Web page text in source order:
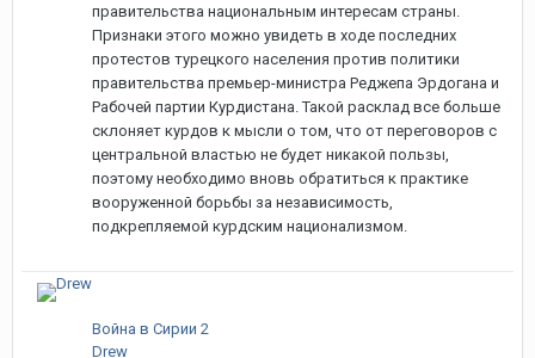
правительства национальным интересам страны.
Признаки этого можно увидеть в ходе последних
протестов турецкого населения против политики
правительства премьер-министра Реджепа Эрдогана и
Рабочей партии Курдистана. Такой расклад все больше
склоняет курдов к мысли о том, что от переговоров с
центральной властью не будет никакой пользы,
поэтому необходимо вновь обратиться к практике
вооруженной борьбы за независимость,
подкрепляемой курдским национализмом.
Война в Сирии 2
Drew